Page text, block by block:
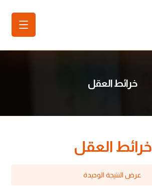
خرائط العقل
خرائط العقل
عرض النتيجة الوحيدة